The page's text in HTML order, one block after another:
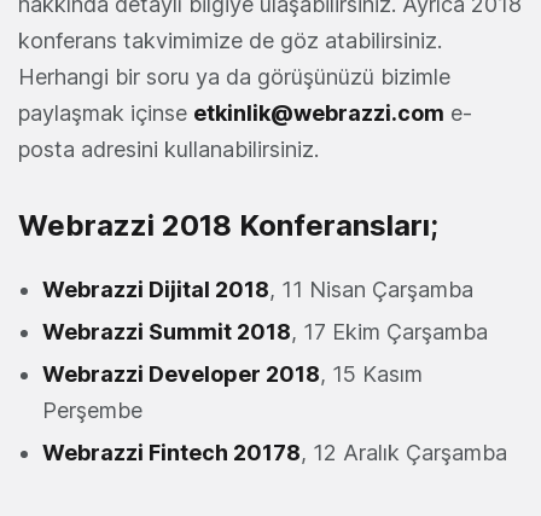
konferans takvimimize de göz atabilirsiniz.
Herhangi bir soru ya da görüşünüzü bizimle
paylaşmak içinse etkinlik@webrazzi.com e-
posta adresini kullanabilirsiniz.
Webrazzi 2018 Konferansları;
Webrazzi Dijital 2018, 11 Nisan Çarşamba
Webrazzi Summit 2018, 17 Ekim Çarşamba
Webrazzi Developer 2018, 15 Kasım
Perşembe
Webrazzi Fintech 20178, 12 Aralık Çarşamba